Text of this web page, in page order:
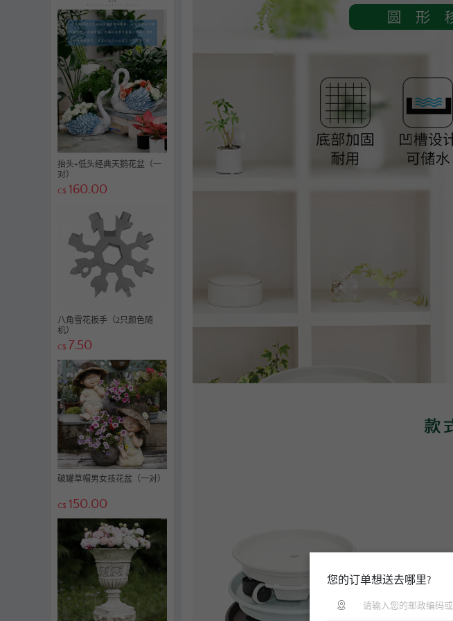
抬头+低头经典天鹅花盆（一
对）
C$ 160.00
八角雪花扳手（2只颜色随
机）
C$ 7.50
破罐草帽男女孩花盆（一对）
C$ 150.00
您的订单想送去哪里?